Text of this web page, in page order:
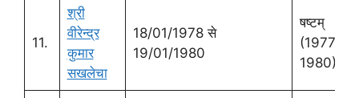
11.
श्री
वीरेन्‍द्र
कुमार
सखलेचा
18/01/1978 से
19/01/1980
षष्‍टम्
(1977-
1980)